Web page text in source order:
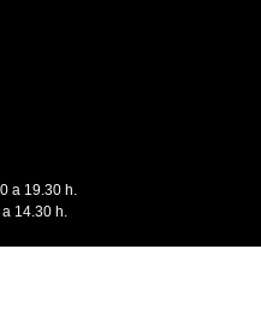
a 19.30 h.
14.30 h.